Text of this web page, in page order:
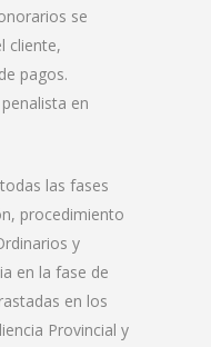
se
cliente,
pagos.
en
las fases
procedimiento
y
en la fase de
en los
Provincial y